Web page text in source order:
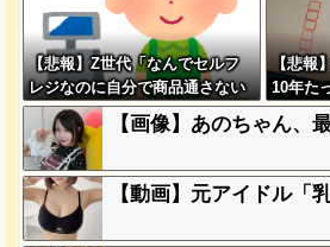
【悲報】Z世代「なんでセルフ
レジなのに自分で商品通さない
といけないんだ」
【悲報
10年た
これw
【画像】あのちゃん、
【動画】元アイドル「
着てる
ｗｗｗ
本当の
ｗｗｗ